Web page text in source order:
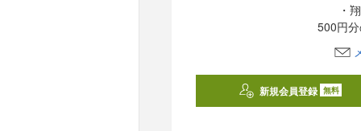
・
500円
新規会員登録 無料